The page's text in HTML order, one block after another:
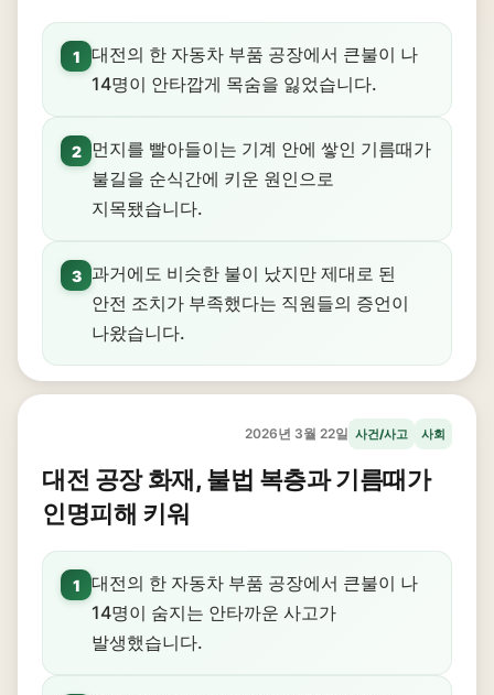
1
대전의 한 자동차 부품 공장에서 큰불이 나
14명이 안타깝게 목숨을 잃었습니다.
2
먼지를 빨아들이는 기계 안에 쌓인 기름때가
불길을 순식간에 키운 원인으로
지목됐습니다.
3 과거에도 비슷한 불이 났지만 제대로 된
안전 조치가 부족했다는 직원들의 증언이
나왔습니다.
2026년 3월 22일 사건/사고 사회
대전 공장 화재, 불법 복층과 기름때가
인명피해 키워
1
대전의 한 자동차 부품 공장에서 큰불이 나
14명이 숨지는 안타까운 사고가
발생했습니다.